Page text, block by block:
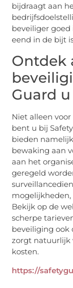
bijdraagt aan
beveiliger
eend in de bijt
Ontdek
Guard
Niet alleen
bent u bij
bieden
bewaking aan
aan het
geregeld
Bekijk op de
scherpe
beveiliging ook
zorgt natuurlijk
kosten.
https://